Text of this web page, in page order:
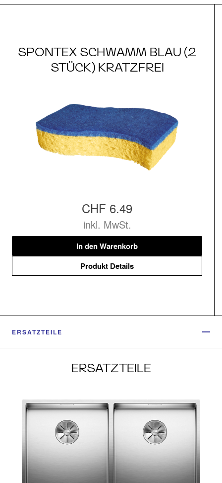
SPONTEX SCHWAMM BLAU (2
STÜCK) KRATZFREI
CHF 6.49
inkl. MwSt.
In den Warenkorb
Produkt Details
ERSATZTEILE
ERSATZTEILE